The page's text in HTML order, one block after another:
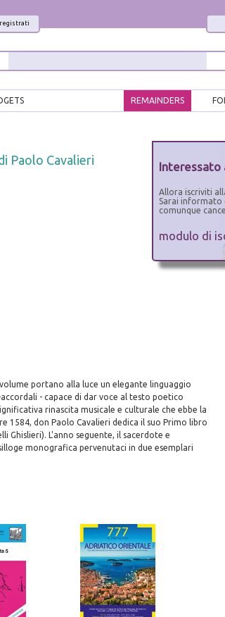
registrati
REMAINDERS
Paolo Cavalieri
portano alla luce un elegante linguaggio
- capace di dar voce al testo poetico
rinascita musicale e culturale che ebbe la
1584, don Paolo Cavalieri dedica il suo Primo libro
Ghislieri). L'anno seguente, il sacerdote e
monografica pervenutaci in due esemplari
Interessato
Allora iscriviti
Sarai informato
comunque
modulo di